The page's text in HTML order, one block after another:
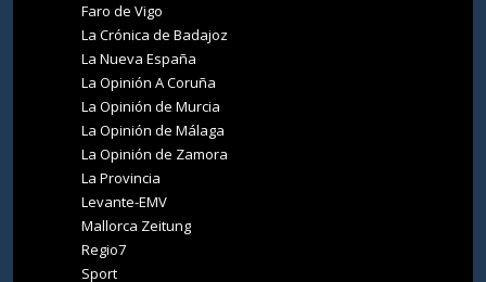
Faro de Vigo
La Crónica de Badajoz
La Nueva España
La Opinión A Coruña
La Opinión de Murcia
La Opinión de Málaga
La Opinión de Zamora
La Provincia
Levante-EMV
Mallorca Zeitung
Regio7
Sport